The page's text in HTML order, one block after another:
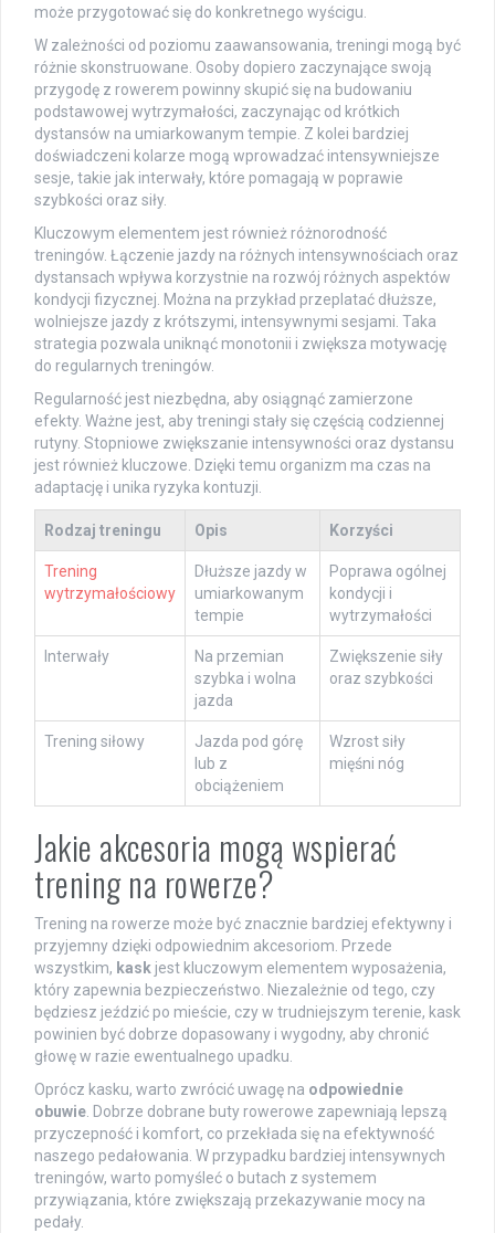
może przygotować się do konkretnego wyścigu.
W zależności od poziomu zaawansowania, treningi mogą być
różnie skonstruowane. Osoby dopiero zaczynające swoją
przygodę z rowerem powinny skupić się na budowaniu
podstawowej wytrzymałości, zaczynając od krótkich
dystansów na umiarkowanym tempie. Z kolei bardziej
doświadczeni kolarze mogą wprowadzać intensywniejsze
sesje, takie jak interwały, które pomagają w poprawie
szybkości oraz siły.
Kluczowym elementem jest również różnorodność
treningów. Łączenie jazdy na różnych intensywnościach oraz
dystansach wpływa korzystnie na rozwój różnych aspektów
kondycji fizycznej. Można na przykład przeplatać dłuższe,
wolniejsze jazdy z krótszymi, intensywnymi sesjami. Taka
strategia pozwala uniknąć monotonii i zwiększa motywację
do regularnych treningów.
Regularność jest niezbędna, aby osiągnąć zamierzone
efekty. Ważne jest, aby treningi stały się częścią codziennej
rutyny. Stopniowe zwiększanie intensywności oraz dystansu
jest również kluczowe. Dzięki temu organizm ma czas na
adaptację i unika ryzyka kontuzji.
Rodzaj treningu Opis Korzyści
Trening
wytrzymałościowy
Dłuższe jazdy w
umiarkowanym
tempie
Poprawa ogólnej
kondycji i
wytrzymałości
Interwały
Na przemian
szybka i wolna
jazda
Zwiększenie siły
oraz szybkości
Trening siłowy
Jazda pod górę
lub z
obciążeniem
Wzrost siły
mięśni nóg
Jakie akcesoria mogą wspierać
trening na rowerze?
Trening na rowerze może być znacznie bardziej efektywny i
przyjemny dzięki odpowiednim akcesoriom. Przede
wszystkim, kask jest kluczowym elementem wyposażenia,
który zapewnia bezpieczeństwo. Niezależnie od tego, czy
będziesz jeździć po mieście, czy w trudniejszym terenie, kask
powinien być dobrze dopasowany i wygodny, aby chronić
głowę w razie ewentualnego upadku.
Oprócz kasku, warto zwrócić uwagę na odpowiednie
obuwie. Dobrze dobrane buty rowerowe zapewniają lepszą
przyczepność i komfort, co przekłada się na efektywność
naszego pedałowania. W przypadku bardziej intensywnych
treningów, warto pomyśleć o butach z systemem
przywiązania, które zwiększają przekazywanie mocy na
pedały.